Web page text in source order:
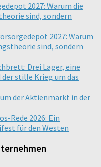
2027: Warum die
sind, sondern
2027: Warum
sind, sondern
Drei Lager, eine
stille Krieg um das
der Aktienmarkt in der
Rede 2026: Ein
für den Westen